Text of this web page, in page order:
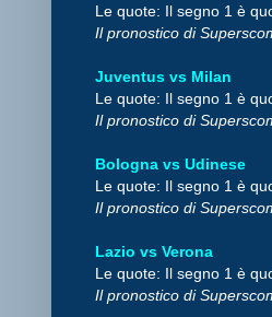
Le quote: Il segno 1 è
Il pronostico di
Juventus vs Milan
Le quote: Il segno 1 è
Il pronostico di
Bologna vs Udinese
Le quote: Il segno 1 è
Il pronostico di
Lazio vs Verona
Le quote: Il segno 1 è
Il pronostico di